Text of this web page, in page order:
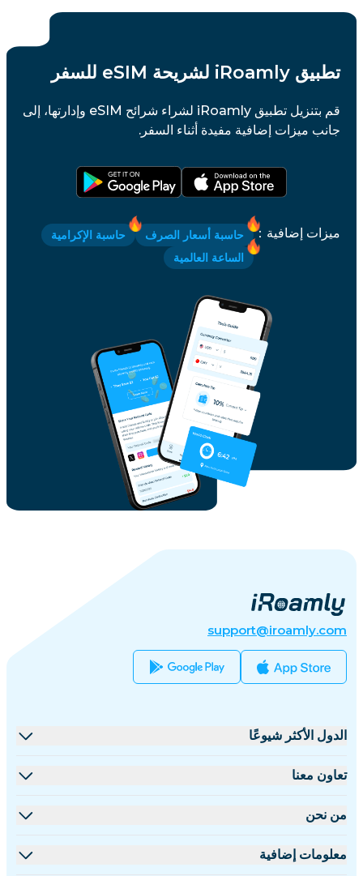
تطبيق iRoamly لشريحة eSIM للسفر
قم بتنزيل تطبيق iRoamly لشراء شرائح eSIM وإدارتها، إلى
جانب ميزات إضافية مفيدة أثناء السفر.
ميزات إضافية ： حاسبة أسعار الصرف
حاسبة الإكرامية
الساعة العالمية
support@iroamly.com
الدول الأكثر شيوعًا
الولايات المتحدة
تركيا
فرنسا
تعاون معنا
مستندات API
من نحن
نبذة عن iRoamly
معلومات إضافية